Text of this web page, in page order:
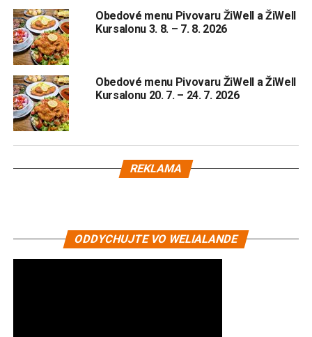
Obedové menu Pivovaru ŽiWell a ŽiWell
Kursalonu 3. 8. – 7. 8. 2026
Obedové menu Pivovaru ŽiWell a ŽiWell
Kursalonu 20. 7. – 24. 7. 2026
REKLAMA
ODDYCHUJTE VO WELIALANDE